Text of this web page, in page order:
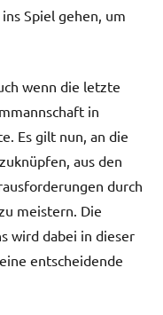
Spiel gehen, um
wenn die letzte
in
Es gilt nun, an die
aus den
durch
meistern. Die
wird dabei in dieser
entscheidende